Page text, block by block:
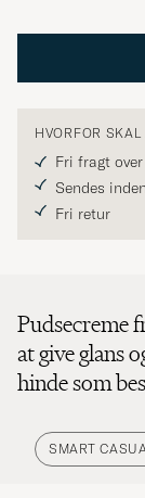
HVORFOR
Fri fragt
Sendes
Fri retur
Pudsecreme
at give glans
hinde som
SMART